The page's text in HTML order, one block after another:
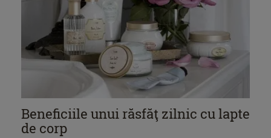
Beneficiile unui răsfăţ zilnic cu lapte
de corp